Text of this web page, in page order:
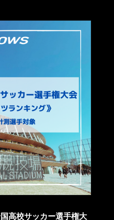
高校サッカー選手権大